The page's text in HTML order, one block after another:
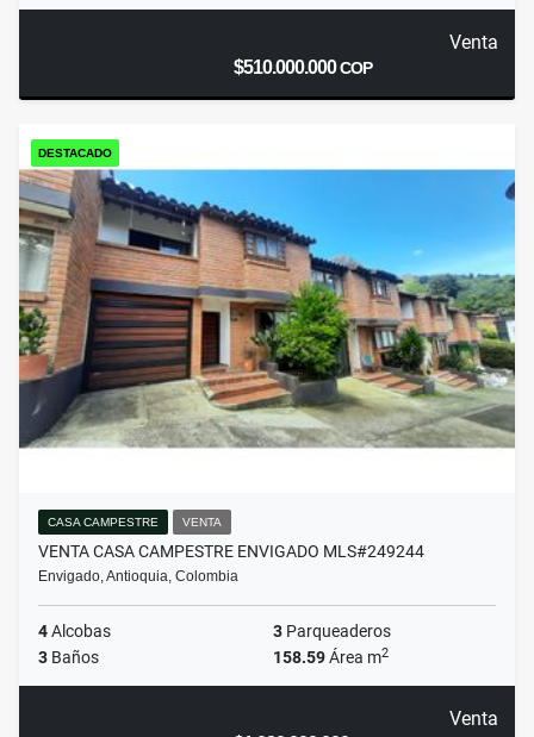
Venta
$510.000.000COP
DESTACADO
CASA CAMPESTRE VENTA
VENTA CASA CAMPESTRE ENVIGADO MLS#249244
Envigado, Antioquia, Colombia
4Alcobas 3 Parqueaderos
3 Baños 158.59Área m2
Venta